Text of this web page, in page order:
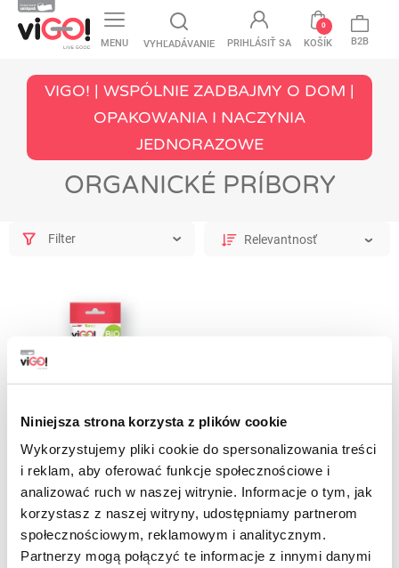
Niniejsza strona korzysta z plików cookie
Wykorzystujemy pliki cookie do spersonalizowania treści
i reklam, aby oferować funkcje społecznościowe i
analizować ruch w naszej witrynie. Informacje o tym, jak
korzystasz z naszej witryny, udostępniamy partnerom
społecznościowym, reklamowym i analitycznym.
Partnerzy mogą połączyć te informacje z innymi danymi
MENU VYHĽADÁVANIE PRIHLÁSIŤ SA KOŠÍK
0
B2B
VIGO! | WSPÓLNIE ZADBAJMY O DOM |
OPAKOWANIA I NACZYNIA
JEDNORAZOWE
ORGANICKÉ PRÍBORY
Filter
7322200
viGO! Bio nože PLA biele 6 kusov
4,99 złbrutto